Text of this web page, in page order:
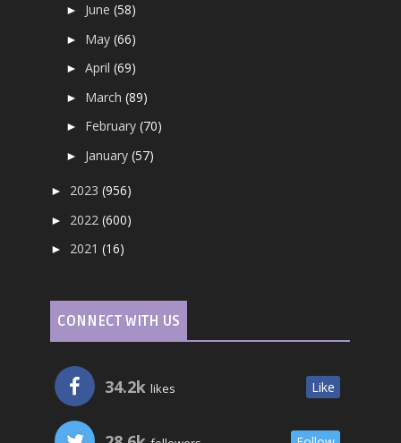
► June(58)
► May(66)
►April(69)
► March(89)
► February(70)
► January(57)
► 2023(956)
► 2022(600)
► 2021(16)
CONNECT WITH US
34.2k likes Like